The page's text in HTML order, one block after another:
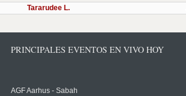
Tararudee L.
PRINCIPALES EVENTOS EN VIVO HOY
AGF Aarhus - Sabah